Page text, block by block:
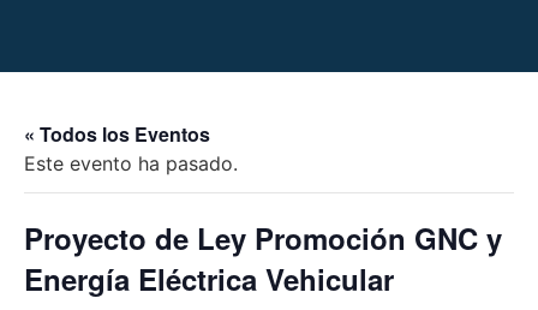
« Todos los Eventos
Este evento ha pasado.
Proyecto de Ley Promoción GNC y
Energía Eléctrica Vehicular